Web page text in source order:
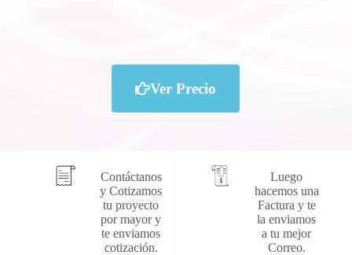
Ver Precio
Contáctanos
y Cotizamos
tu proyecto
por mayor y
te enviamos
cotización.
Luego
hacemos una
Factura y te
la enviamos
a tu mejor
Correo.